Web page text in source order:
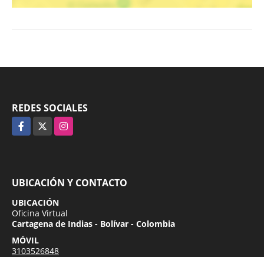
REDES SOCIALES
Facebook Instagram
UBICACIÓN Y CONTACTO
UBICACIÓN
Oficina Virtual
Cartagena de Indias - Bolívar - Colombia
MÓVIL
3103526848